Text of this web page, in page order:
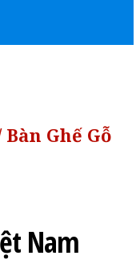
Bàn Ghế Gỗ
Nam